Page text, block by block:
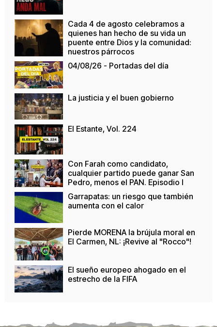
Cada 4 de agosto celebramos a
quienes han hecho de su vida un
puente entre Dios y la comunidad:
nuestros párrocos
04/08/26 - Portadas del día
La justicia y el buen gobierno
El Estante, Vol. 224
Con Farah como candidato,
cualquier partido puede ganar San
Pedro, menos el PAN. Episodio I
Garrapatas: un riesgo que también
aumenta con el calor
Pierde MORENA la brújula moral en
El Carmen, NL: ¡Revive al "Rocco"!
El sueño europeo ahogado en el
estrecho de la FIFA